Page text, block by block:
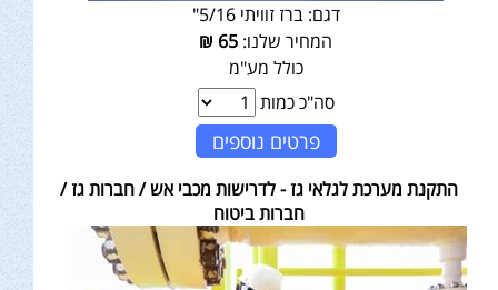
דגם: ברז זוויתי 5/16"
המחיר שלנו: 65
₪
כולל מע"מ
סה"כ כמות
פרטים נוספים
התקנת מערכת לגלאי גז - לדרישות מכבי אש / חברות גז /
חברות ביטוח